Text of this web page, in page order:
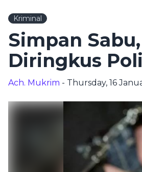
Kriminal
Simpan
Diringkus
Ach. Mukrim - Thursday, 16